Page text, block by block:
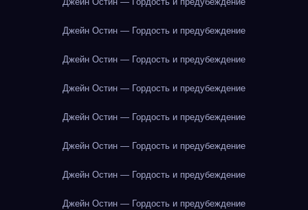
Джейн Остин — Гордость и предубеждение
Джейн Остин — Гордость и предубеждение
Джейн Остин — Гордость и предубеждение
Джейн Остин — Гордость и предубеждение
Джейн Остин — Гордость и предубеждение
Джейн Остин — Гордость и предубеждение
Джейн Остин — Гордость и предубеждение